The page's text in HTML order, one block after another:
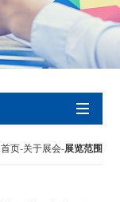
首页-关于展会-展览范围